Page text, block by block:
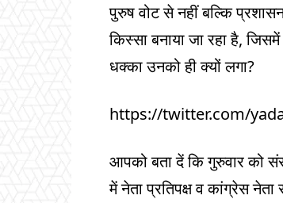
पुरुष वोट से नहीं बल्कि
किस्सा बनाया जा रहा है,
धक्का उनको ही क्यों लगा?
https://twitter.com/
आपको बता दें क‍ि गुरुवार को
में नेता प्रतिपक्ष व कांग्रेस